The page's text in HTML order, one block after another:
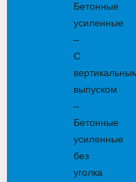
Бетонные
усиленные
–
С
выпуском
–
Бетонные
усиленные
без
уголка